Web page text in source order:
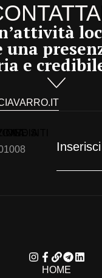
una
e credibile
HOME